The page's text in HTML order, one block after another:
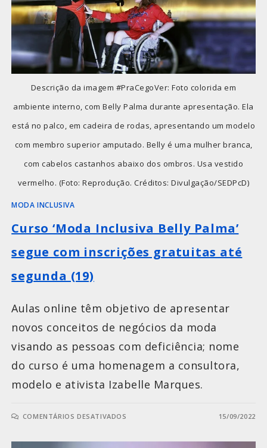
Descrição da imagem #PraCegoVer: Foto colorida em
ambiente interno, com Belly Palma durante apresentação. Ela
está no palco, em cadeira de rodas, apresentando um modelo
com membro superior amputado. Belly é uma mulher branca,
com cabelos castanhos abaixo dos ombros. Usa vestido
vermelho. (Foto: Reprodução. Créditos: Divulgação/SEDPcD)
MODA INCLUSIVA
Curso ‘Moda Inclusiva Belly Palma’
segue com inscrições gratuitas até
segunda (19)
Aulas online têm objetivo de apresentar
novos conceitos de negócios da moda
visando as pessoas com deficiência; nome
do curso é uma homenagem a consultora,
modelo e ativista Izabelle Marques.
COMENTÁRIOS DESATIVADOS 15/09/2022